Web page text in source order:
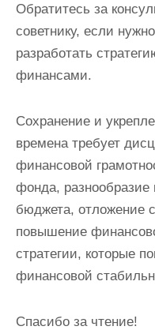
Обратитесь за
советнику, если
разработать
финансами.
Сохранение и
времена требует
финансовой
фонда,
бюджета, отложение
повышение
стратегии, которые
финансовой
Спасибо за чтение!